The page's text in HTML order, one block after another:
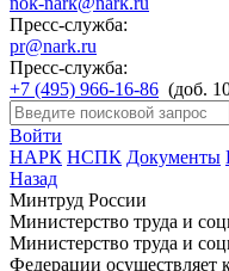
Пресс-служба:
pr@nark.ru
Пресс-служба:
+7 (495) 966-16-86 (доб.
Войти
НАРК НСПК Документы
Назад
Минтруд России
Министерство труда и
Министерство труда и
Федерации осуществляет